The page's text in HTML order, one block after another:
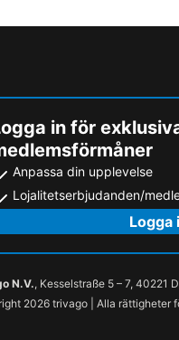
in för
Anpassa din upplevelse
Lojalitetserbjudanden/
Logga
N.V., Kesselstraße 5 – 7, 40221
2026 trivago | Alla rättigheter